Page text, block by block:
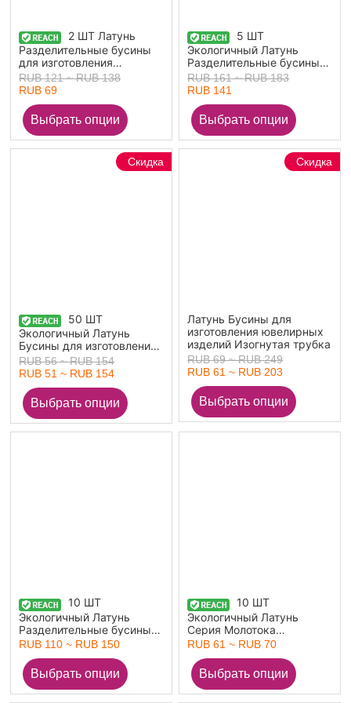
2 ШТ Латунь
Разделительные бусины
для изготовления
ювелирных изделий из
браслетов своими руками
покрытием Цилиндр
Стрела Бижутерия
усыпанная мелким
фианит Прозрачный
Искусственный Циркон
RUB 121 ~ RUB 138
RUB 69
5 ШТ
Экологичный Латунь
Разделительные бусины
для изготовления
ювелирных изделий из
настоящее золото с
покрытием Цветы
Бижутерия усыпанная
мелким фианит
Искусственный Циркон
RUB 161 ~ RUB 183
RUB 141
50 ШТ
Экологичный Латунь
Бусины для изготовления
ювелирных изделий
Оптовая С одним
золото с покрытием
Круглые Шлифованный
Скидка
RUB 56 ~ RUB 154
RUB 51 ~ RUB 154
Латунь Бусины для
изготовления ювелирных
изделий Изогнутая трубка
Скидка
RUB 69 ~ RUB 249
RUB 61 ~ RUB 203
10 ШТ
Экологичный Латунь
Разделительные бусины
для изготовления
браслетов своими руками
14K настоящее золото с
покрытием полоса Цветок
RUB 110 ~ RUB 150
10 ШТ
Экологичный Латунь
Серия Молотока
Разделительные бусины
ювелирных изделий из
браслетов своими руками
14K настоящее золото с
RUB 61 ~ RUB 70